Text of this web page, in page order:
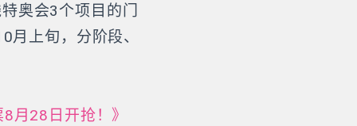
奥会3个项目的门
上旬，分阶段、
月28日开抢！》